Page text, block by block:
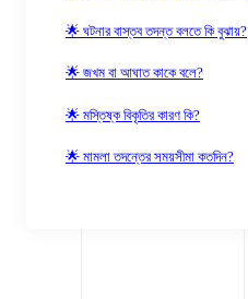
🌟 ঘটনার বাস্তব তদন্ত বলতে কি বুঝায়?
🌟 জখম বা আঘাত কাকে বলে?
🌟 মস্তিষ্ক বিকৃতির কারণ কি?
🌟 মামলা তদন্তের সময়সীমা কতদিন?